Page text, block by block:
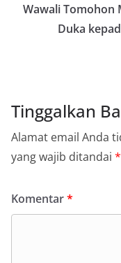
Wawali Tomohon
Duka
Tinggalkan
Alamat email Anda
yang wajib ditandai *
Komentar*